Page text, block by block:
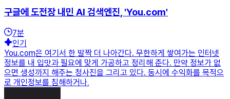
구글에 도전장 내민 AI 검색엔진, 'You.com'
7분
인기
You.com은 여기서 한 발짝 더 나아간다. 무한하게 쌓여가는 인터넷
정보를 내 입맛과 필요에 맞게 가공하고 정리해 준다. 만약 정보가 없
으면 생성까지 해주는 청사진을 그리고 있다. 동시에 수익화를 목적으
로 개인정보를 침해하거나,